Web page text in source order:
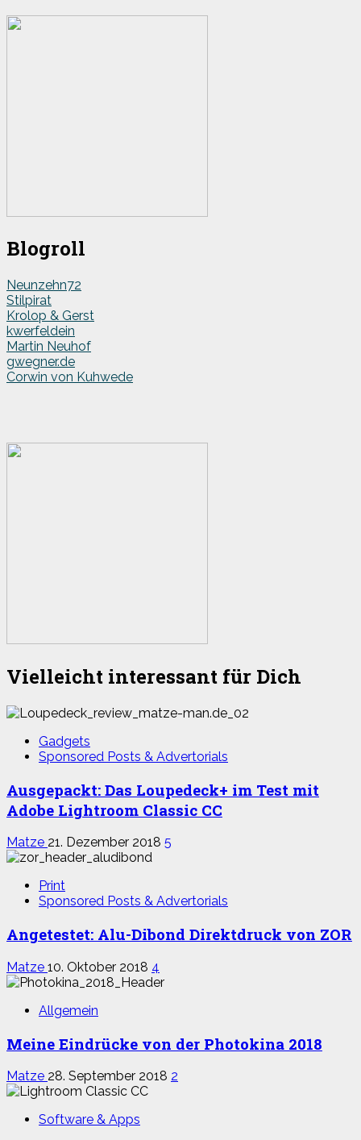
Blogroll
Neunzehn72
Stilpirat
Krolop & Gerst
kwerfeldein
Martin Neuhof
gwegner.de
Corwin von Kuhwede
Vielleicht interessant für Dich
Gadgets
Sponsored Posts & Advertorials
Ausgepackt: Das Loupedeck+ im Test mit
Adobe Lightroom Classic CC
Matze 21. Dezember 2018 5
Print
Sponsored Posts & Advertorials
Angetestet: Alu-Dibond Direktdruck von ZOR
Matze 10. Oktober 2018 4
Allgemein
Meine Eindrücke von der Photokina 2018
Matze 28. September 2018 2
Software & Apps